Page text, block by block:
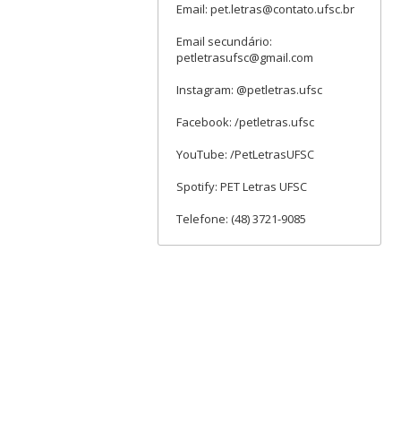
Email: pet.letras@contato.ufsc.br
Email secundário:
petletrasufsc@gmail.com
Instagram: @petletras.ufsc
Facebook: /petletras.ufsc
YouTube: /PetLetrasUFSC
Spotify: PET Letras UFSC
Telefone: (48) 3721-9085